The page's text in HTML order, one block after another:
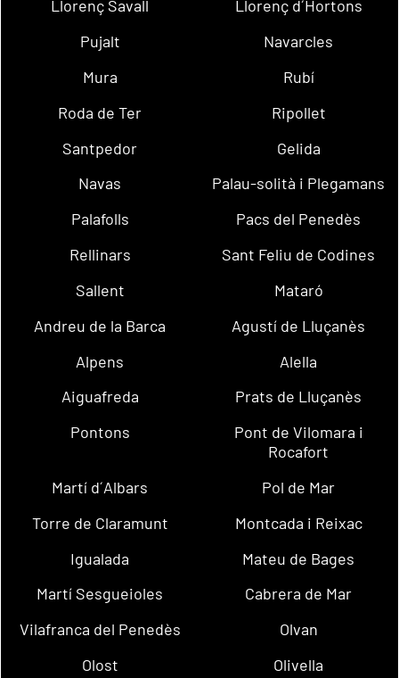
Llorenç Savall
Llorenç d´Hortons
Pujalt
Navarcles
Mura
Rubí
Roda de Ter
Ripollet
Santpedor
Gelida
Navas
Palau-solità i Plegamans
Palafolls
Pacs del Penedès
Rellinars
Sant Feliu de Codines
Sallent
Mataró
Andreu de la Barca
Agustí de Lluçanès
Alpens
Alella
Aiguafreda
Prats de Lluçanès
Pontons
Pont de Vilomara i
Rocafort
Martí d´Albars
Pol de Mar
Torre de Claramunt
Montcada i Reixac
Igualada
Mateu de Bages
Martí Sesgueioles
Cabrera de Mar
Vilafranca del Penedès
Olvan
Olost
Olivella